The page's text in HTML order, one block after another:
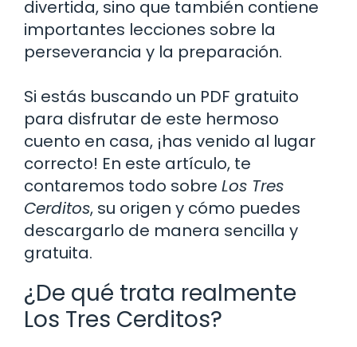
divertida, sino que también contiene
importantes lecciones sobre la
perseverancia y la preparación.
Si estás buscando un PDF gratuito
para disfrutar de este hermoso
cuento en casa, ¡has venido al lugar
correcto! En este artículo, te
contaremos todo sobre Los Tres
Cerditos, su origen y cómo puedes
descargarlo de manera sencilla y
gratuita.
¿De qué trata realmente
Los Tres Cerditos?